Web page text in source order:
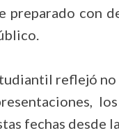
preparado con
reflejó
fechas desde